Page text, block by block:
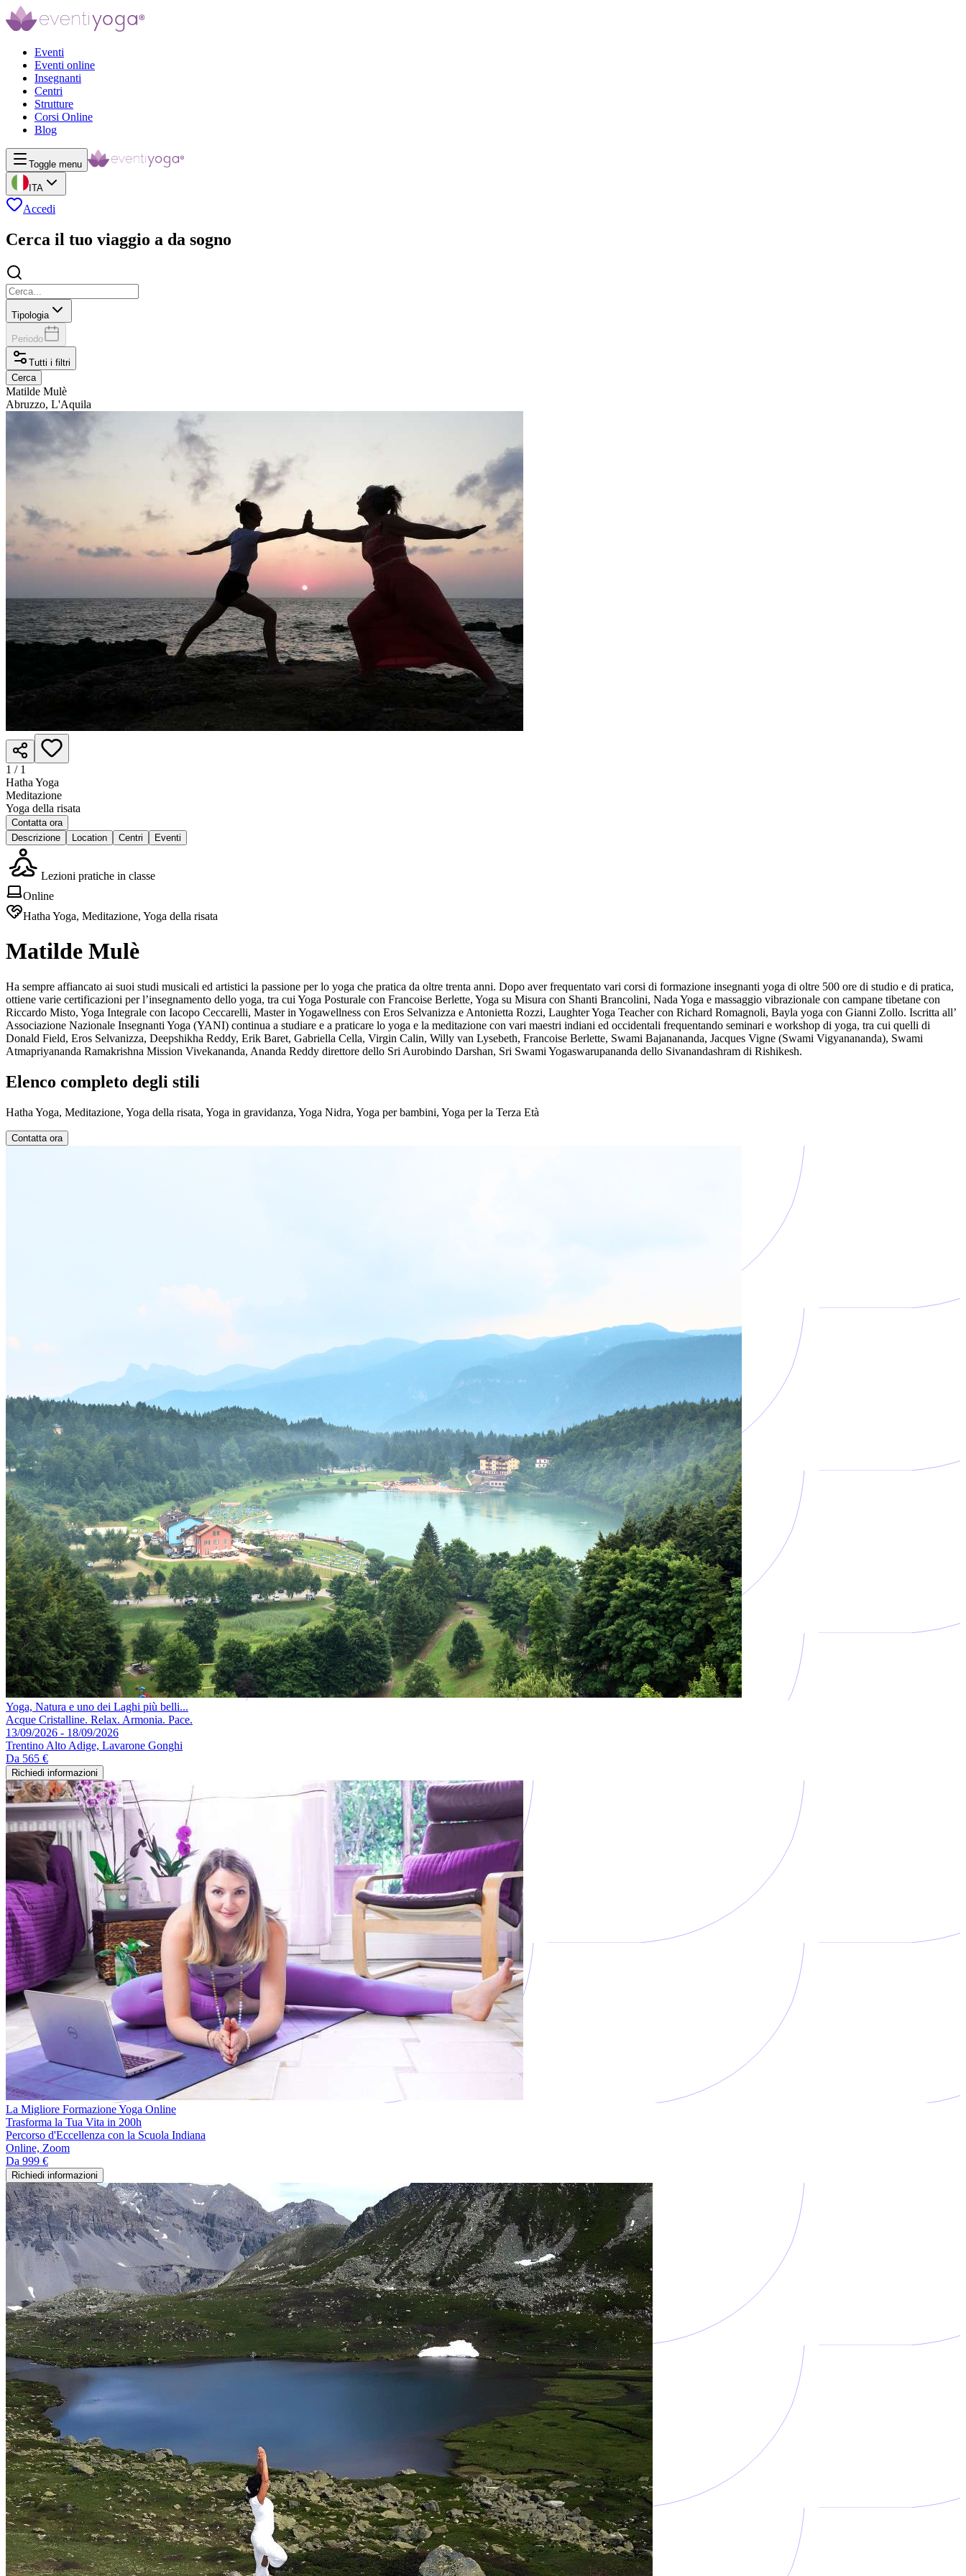
Eventi
Eventi online
Insegnanti
Centri
Strutture
Corsi Online
Blog
Toggle menu
ITA
Accedi
Cerca il tuo viaggio a da sogno
Tipologia
Periodo
Tutti i filtri
Cerca
Matilde Mulè
Abruzzo, L'Aquila
1 / 1
Hatha Yoga
Meditazione
Yoga della risata
Contatta ora
Descrizione
Location Centri Eventi
Lezioni pratiche in classe
Online
Hatha Yoga, Meditazione, Yoga della risata
Matilde Mulè
Ha sempre affiancato ai suoi studi musicali ed artistici la passione per lo yoga che pratica da oltre trenta anni. Dopo aver frequentato vari corsi di formazione insegnanti yoga di oltre 500 ore di studio e di pratica,
ottiene varie certificazioni per l’insegnamento dello yoga, tra cui Yoga Posturale con Francoise Berlette, Yoga su Misura con Shanti Brancolini, Nada Yoga e massaggio vibrazionale con campane tibetane con
Riccardo Misto, Yoga Integrale con Iacopo Ceccarelli, Master in Yogawellness con Eros Selvanizza e Antonietta Rozzi, Laughter Yoga Teacher con Richard Romagnoli, Bayla yoga con Gianni Zollo. Iscritta all’
Associazione Nazionale Insegnanti Yoga (YANI) continua a studiare e a praticare lo yoga e la meditazione con vari maestri indiani ed occidentali frequentando seminari e workshop di yoga, tra cui quelli di
Donald Field, Eros Selvanizza, Deepshikha Reddy, Erik Baret, Gabriella Cella, Virgin Calin, Willy van Lysebeth, Francoise Berlette, Swami Bajanananda, Jacques Vigne (Swami Vigyanananda), Swami
Atmapriyananda Ramakrishna Mission Vivekananda, Ananda Reddy direttore dello Sri Aurobindo Darshan, Sri Swami Yogaswarupananda dello Sivanandashram di Rishikesh.
Elenco completo degli stili
Hatha Yoga, Meditazione, Yoga della risata, Yoga in gravidanza, Yoga Nidra, Yoga per bambini, Yoga per la Terza Età
Contatta ora
Yoga, Natura e uno dei Laghi più belli...
Acque Cristalline. Relax. Armonia. Pace.
13/09/2026 - 18/09/2026
Trentino Alto Adige, Lavarone Gonghi
Da 565 €
Richiedi informazioni
La Migliore Formazione Yoga Online
Trasforma la Tua Vita in 200h
Percorso d'Eccellenza con la Scuola Indiana
Online, Zoom
Da 999 €
Richiedi informazioni